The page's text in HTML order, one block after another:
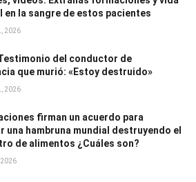
la sangre de estos pacientes
2026
del conductor de
que murió: «Estoy destruido»
2026
firman un acuerdo para
una hambruna mundial destruyendo el
de alimentos ¿Cuáles son?
2026